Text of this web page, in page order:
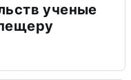
ученые